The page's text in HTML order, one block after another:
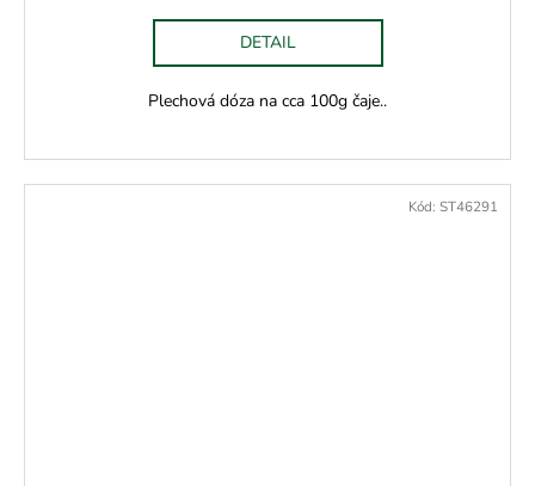
DETAIL
Plechová dóza na cca 100g čaje..
Kód: ST46291